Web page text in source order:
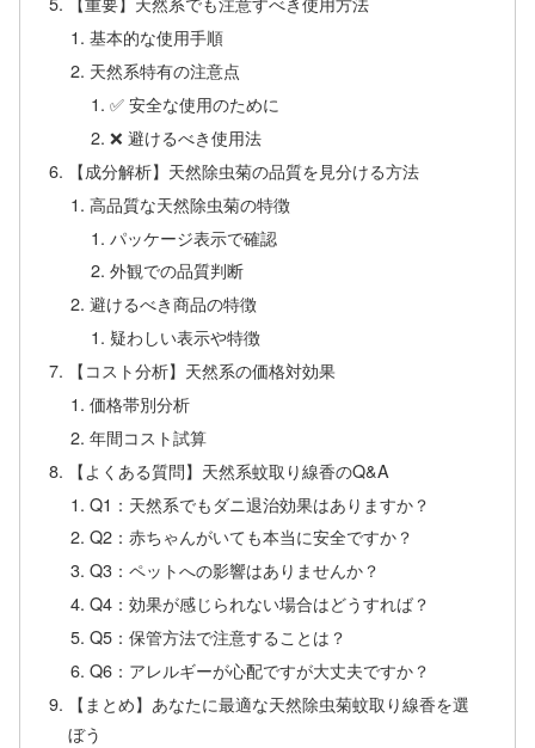
基本的な使用手順
天然系特有の注意点
✅ 安全な使用のために
❌ 避けるべき使用法
【成分解析】天然除虫菊の品質を見分ける方法
高品質な天然除虫菊の特徴
パッケージ表示で確認
外観での品質判断
避けるべき商品の特徴
疑わしい表示や特徴
【コスト分析】天然系の価格対効果
価格帯別分析
年間コスト試算
【よくある質問】天然系蚊取り線香のQ&A
Q1：天然系でもダニ退治効果はありますか？
Q2：赤ちゃんがいても本当に安全ですか？
Q3：ペットへの影響はありませんか？
Q4：効果が感じられない場合はどうすれば？
Q5：保管方法で注意することは？
Q6：アレルギーが心配ですが大丈夫ですか？
【まとめ】あなたに最適な天然除虫菊蚊取り線香を選
ぼう